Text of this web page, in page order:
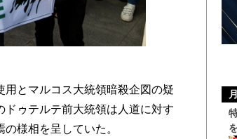
とマルコス大統領暗殺企図の疑
ゥテルテ前大統領は人道に対す
様相を呈していた。